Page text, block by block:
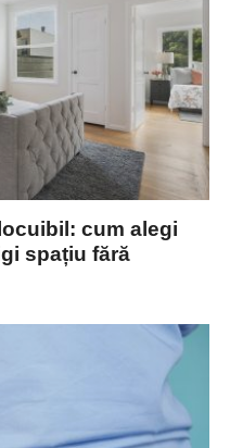
cum alegi
spațiu fără